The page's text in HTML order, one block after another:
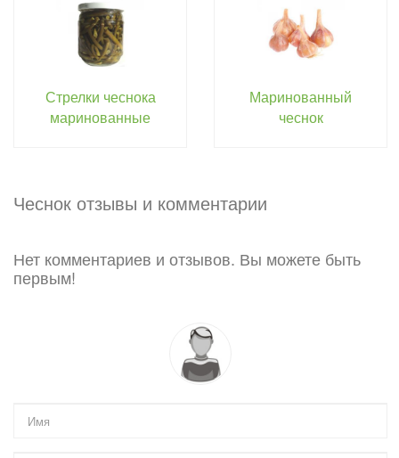
Стрелки чеснока
маринованные
Маринованный
чеснок
Чеснок отзывы и комментарии
Нет комментариев и отзывов. Вы можете быть
первым!